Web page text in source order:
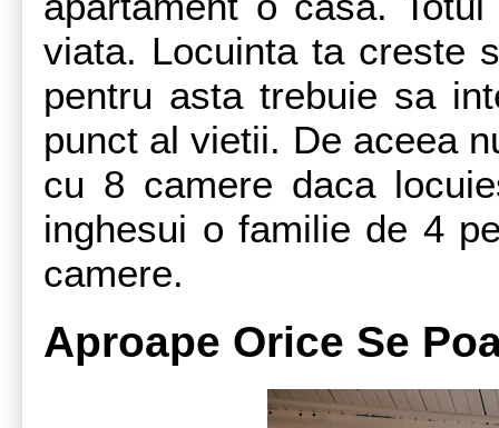
viata. Locuinta ta creste
pentru asta trebuie sa
punct al vietii. De aceea
cu 8 camere daca
inghesui o familie de 4
camere.
Aproape Orice Se